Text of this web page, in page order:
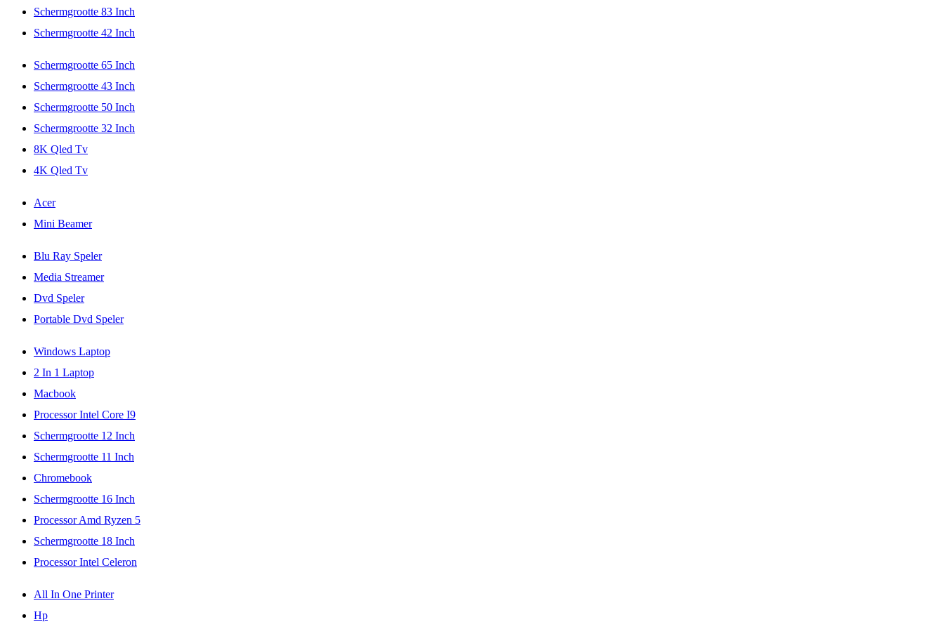
Schermgrootte 83 Inch
Schermgrootte 42 Inch
Schermgrootte 65 Inch
Schermgrootte 43 Inch
Schermgrootte 50 Inch
Schermgrootte 32 Inch
8K Qled Tv
4K Qled Tv
Acer
Mini Beamer
Blu Ray Speler
Media Streamer
Dvd Speler
Portable Dvd Speler
Windows Laptop
2 In 1 Laptop
Macbook
Processor Intel Core I9
Schermgrootte 12 Inch
Schermgrootte 11 Inch
Chromebook
Schermgrootte 16 Inch
Processor Amd Ryzen 5
Schermgrootte 18 Inch
Processor Intel Celeron
All In One Printer
Hp